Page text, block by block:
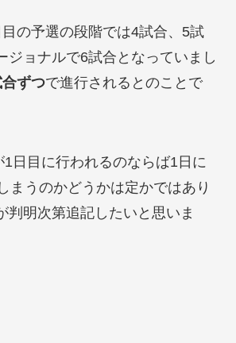
の予選の段階では4試合、5試
ジョナルで6試合となっていまし
ずつで進行されるとのことで
日目に行われるのならば1日に
まうのかどうかは定かではあり
判明次第追記したいと思いま